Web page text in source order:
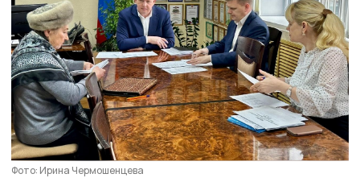
Фото: Ирина Чермошенцева